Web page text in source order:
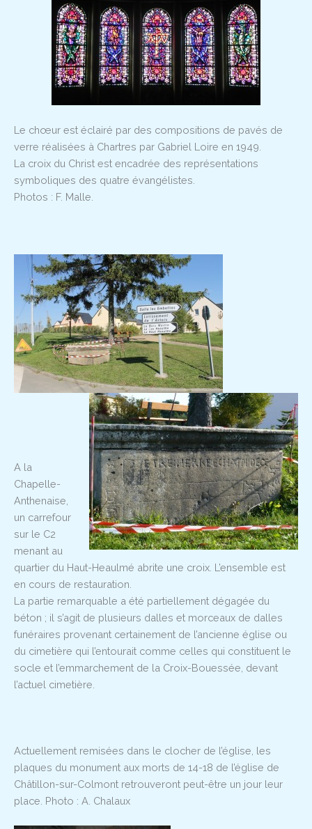
Le chœur est éclairé par des compositions de pavés de
verre réalisées à Chartres par Gabriel Loire en 1949.
La croix du Christ est encadrée des représentations
symboliques des quatre évangélistes.
Photos : F. Malle.
A la
Chapelle-
Anthenaise,
un carrefour
sur le C2
menant au
quartier du Haut-Heaulmé abrite une croix. L’ensemble est
en cours de restauration.
La partie remarquable a été partiellement dégagée du
béton ; il s’agit de plusieurs dalles et morceaux de dalles
funéraires provenant certainement de l’ancienne église ou
du cimetière qui l’entourait comme celles qui constituent le
socle et l’emmarchement de la Croix-Bouessée, devant
l’actuel cimetière.
Actuellement remisées dans le clocher de l’église, les
plaques du monument aux morts de 14-18 de l’église de
Châtillon-sur-Colmont retrouveront peut-être un jour leur
place. Photo : A. Chalaux